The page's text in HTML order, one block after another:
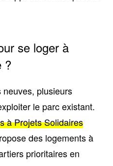
se loger à
?
plusieurs
le parc existant.
à Projets Solidaires
des logements à
prioritaires en